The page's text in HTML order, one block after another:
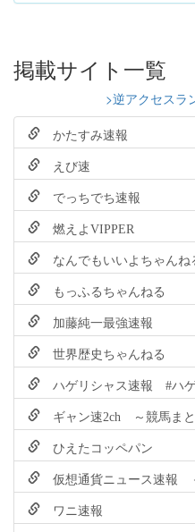
掲載サイト一覧
>逆アクセスラ
かたすみ速報
えび速
でっちでち速報
燃えよVIPPER
なんでもいいよちゃんね
もっふるちゃんねる
加藤純一最強速報
世界歴史ちゃんねる
ハゲリシャス速報 #ハ
ギャン速2ch ～競馬まと
ひえたコッペパン
仮想通貨ニュース速報
ワニ速報